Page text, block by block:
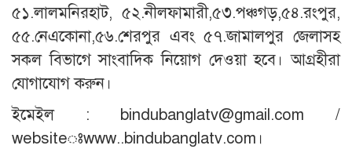
৫১.লালমনিরহাট, ৫২.নীলফামারী,৫৩.পঞ্চগড়,৫৪.রংপুর,
৫৫.নেএকোনা,৫৬.শেরপুর এবং ৫৭.জামালপুর জেলাসহ
সকল বিভাগে সাংবাদিক নিয়োগ দেওয়া হবে। আগ্রহীরা
যোগাযোগ করুন।
ইমেইল : bindubanglatv@gmail.com /
websiteঃwww..bindubanglatv.com।